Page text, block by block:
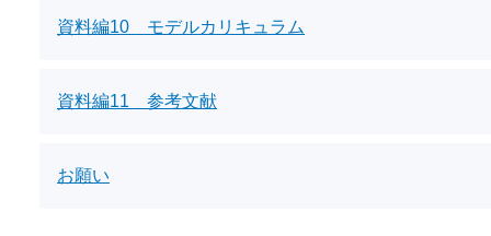
資料編10 モデルカリキュラム
資料編11 参考文献
お願い